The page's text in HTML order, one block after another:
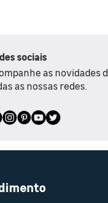
sociais
as novidades
as nossas redes.